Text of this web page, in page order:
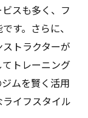
スも多く、フ
す。さらに、
トラクターが
トレーニング
ムを賢く活用
イフスタイル